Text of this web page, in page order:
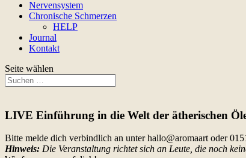
Nervensystem
Chronische Schmerzen
HELP
Journal
Kontakt
Seite wählen
LIVE Einführung in die Welt der ätherischen
Bitte melde dich verbindlich an unter hallo@aromaart oder
Hinweis: Die Veranstaltung richtet sich an Leute, die noch